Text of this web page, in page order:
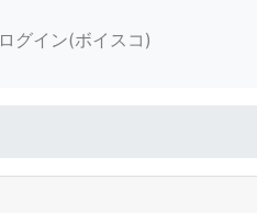
ログイン(ボイスコ)